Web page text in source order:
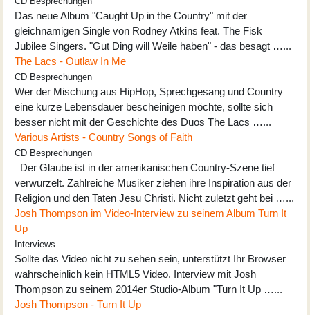
Das neue Album "Caught Up in the Country" mit der
gleichnamigen Single von Rodney Atkins feat. The Fisk
Jubilee Singers. "Gut Ding will Weile haben" - das besagt …...
The Lacs - Outlaw In Me
CD Besprechungen
Wer der Mischung aus HipHop, Sprechgesang und Country
eine kurze Lebensdauer bescheinigen möchte, sollte sich
besser nicht mit der Geschichte des Duos The Lacs …...
Various Artists - Country Songs of Faith
CD Besprechungen
Der Glaube ist in der amerikanischen Country-Szene tief
verwurzelt. Zahlreiche Musiker ziehen ihre Inspiration aus der
Religion und den Taten Jesu Christi. Nicht zuletzt geht bei …...
Josh Thompson im Video-Interview zu seinem Album Turn It
Up
Interviews
Sollte das Video nicht zu sehen sein, unterstützt Ihr Browser
wahrscheinlich kein HTML5 Video. Interview mit Josh
Thompson zu seinem 2014er Studio-Album "Turn It Up …...
Josh Thompson - Turn It Up